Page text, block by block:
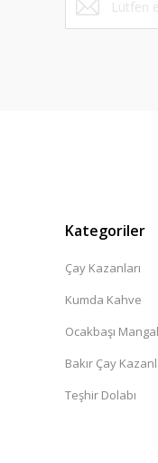
Bu
Kategoriler
Çay Kazanları
Kumda Kahve
Ocakbaşı Mangal
Bakır Çay
Teşhir Dolabı